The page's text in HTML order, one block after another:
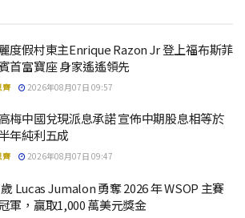
度假村東主Enrique Razon Jr 登上福布斯菲
首富寶座 身家遙遙領先
齊 2026年08月07日 09:57
梅中國兌現派息承諾 宣佈中期股息相等於
年純利五成
齊 2026年08月07日 09:47
Lucas Jumalon 勇奪 2026 年 WSOP 主賽
軍，贏取1,000 萬美元獎金